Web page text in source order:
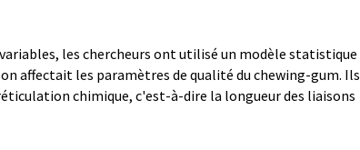
les chercheurs ont utilisé un modèle statistique
affectait les paramètres de qualité du chewing-gum. Ils
chimique, c'est-à-dire la longueur des liaisons